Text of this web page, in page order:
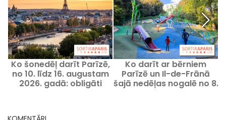
Ko šonedēļ darīt Parīzē,
no 10. līdz 16. augustam
2026. gadā: obligāti
Ko darīt ar bērniem
Parīzē un Il-de-Frānā
šajā nedēļas nogalē no 8.